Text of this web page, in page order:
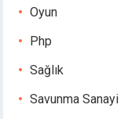
Oyun
Php
Sağlık
Savunma Sanayi